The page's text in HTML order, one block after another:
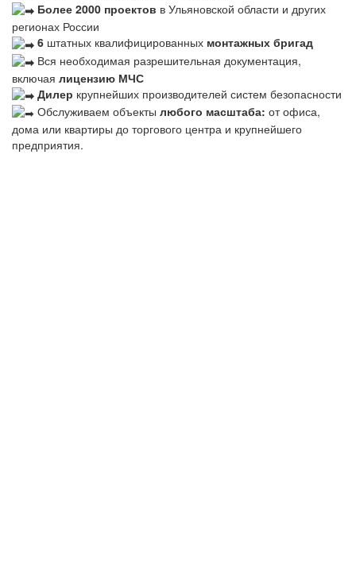
Более 2000 проектов в Ульяновской области и других
регионах России
6 штатных квалифицированных монтажных бригад
Вся необходимая разрешительная документация,
включая лицензию МЧС
Дилер крупнейших производителей систем безопасности
Обслуживаем объекты любого масштаба: от офиса,
дома или квартиры до торгового центра и крупнейшего
предприятия.